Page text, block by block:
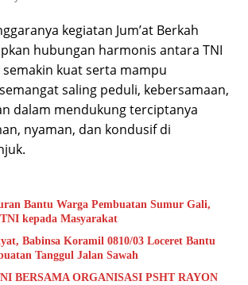
kegiatan Jum’at Berkah
hubungan harmonis antara TNI
kuat serta mampu
saling peduli, kebersamaan,
dalam mendukung terciptanya
nyaman, dan kondusif di
Bantu Warga Pembuatan Sumur Gali,
kepada Masyarakat
Babinsa Koramil 0810/03 Loceret Bantu
Tanggul Jalan Sawah
BERSAMA ORGANISASI PSHT RAYON